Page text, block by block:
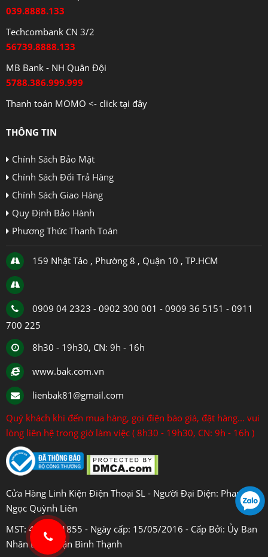
039.8888.133
Techcombank CN 3/2
56739.8888.133
MB Bank - NH Quân Đội
5788.386.999.999
Thanh toán MOMO <- click tại đây
THÔNG TIN
Chính Sách Bảo Mật
Chính Sách Đổi Trả Hàng
Chính Sách Giao Hàng
Quy Định Bảo Hành
Phương Thức Thanh Toán
159 Nhật Tảo , Phường 8 , Quận 10 , TP.HCM
0909 04 2323 - 0902 300 001 - 0909 36 5151 - 0911
700 225
8h30 - 19h30, CN: 9h - 16h
www.bak.com.vn
lienbak81@gmail.com
Quý khách khi đến mua hàng, gọi điện báo giá, đặt hàng... vui
lòng liên hệ trong giờ làm việc ( 8h30 - 19h30, CN: 9h - 16h )
Cửa Hàng Linh Kiện Điện Thoại SL - Người Đại Diện: Phan
Ngọc Quỳnh Liên
MST: 4108031855 - Ngày cấp: 15/05/2016 - Cấp Bởi: Ủy Ban
Nhân Dân Quận Bình Thạnh